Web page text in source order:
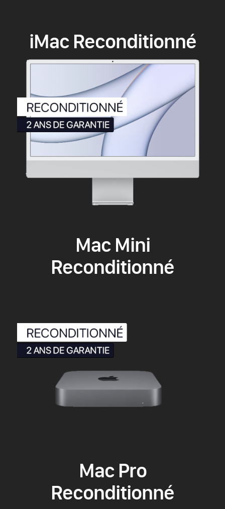
iMac Reconditionné
Mac Mini
Reconditionné
Mac Pro
Reconditionné